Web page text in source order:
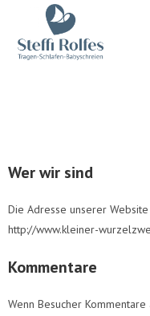
Wer wir sind
Die Adresse unserer
http://www.kleiner-
Kommentare
Wenn Besucher